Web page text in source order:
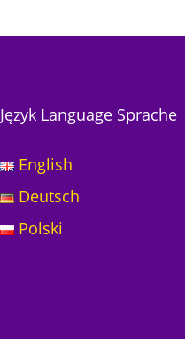
Język Language Sprache
English
Deutsch
Polski